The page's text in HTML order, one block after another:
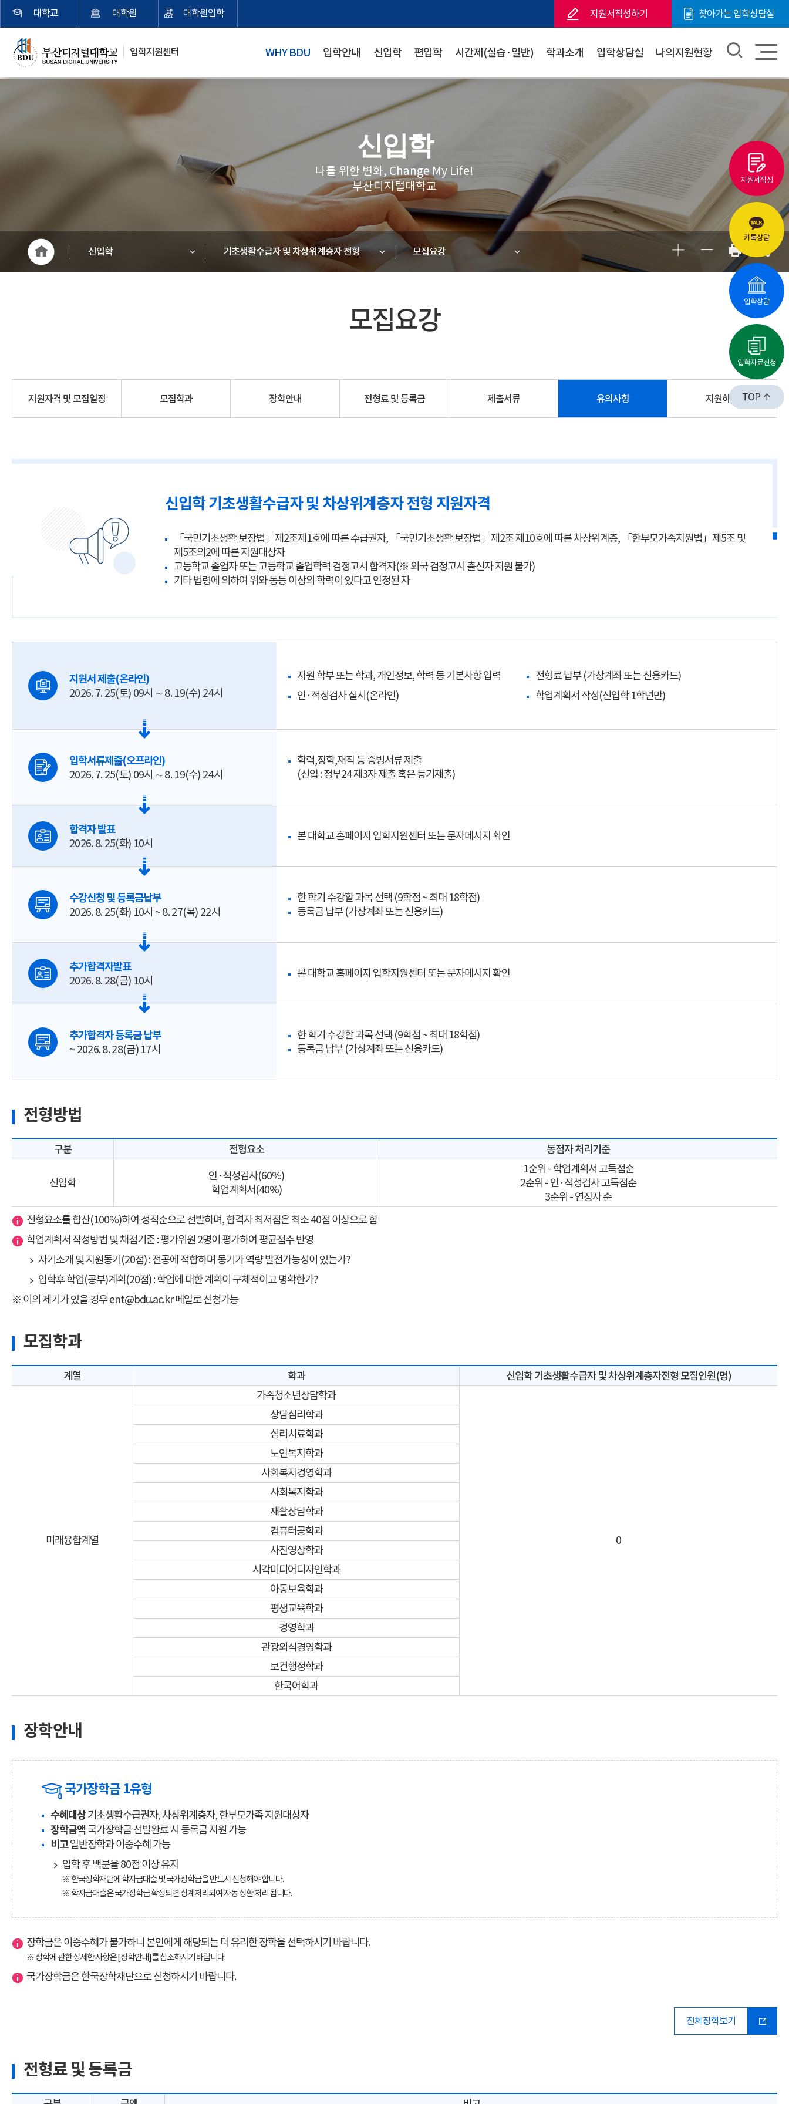
지원서작성하기 찾아가는 입학상담실
입학지원센터
대학교 대학원 대학원입학
WHY BDU 입학안내 신입학 편입학 시간제(실습·일반) 학과소개 입학상담실 나의지원현황
신입학
나를 위한 변화, Change My Life!
부산디지털대학교
신입학 기초생활수급자 및 차상위계층자 전형 모집요강
모집요강
지원자격 및 모집일정 모집학과 장학안내 전형료 및 등록금 제출서류 유의사항 지원하기
신입학 기초생활수급자 및 차상위계층자 전형 지원자격
「국민기초생활 보장법」제2조제1호에 따른 수급권자, 「국민기초생활 보장법」제2조 제10호에 따른 차상위계층, 「한부모가족지원법」제5조 및
제5조의2에 따른 지원대상자
고등학교 졸업자 또는 고등학교 졸업학력 검정고시 합격자(※ 외국 검정고시 출신자 지원 불가)
기타 법령에 의하여 위와 동등 이상의 학력이 있다고 인정된 자
지원서 제출(온라인)
2026. 7. 25(토) 09시 ∼ 8. 19(수) 24시
지원 학부 또는 학과, 개인정보, 학력 등 기본사항 입력
전형료 납부 (가상계좌 또는 신용카드)
인·적성검사 실시(온라인)
학업계획서 작성(신입학 1학년만)
입학서류제출(오프라인)
2026. 7. 25(토) 09시 ∼ 8. 19(수) 24시
학력,장학,재직 등 증빙서류 제출
(신입 : 정부24 제3자 제출 혹은 등기제출)
합격자 발표
2026. 8. 25(화) 10시
본 대학교 홈페이지 입학지원센터 또는 문자메시지 확인
수강신청 및 등록금납부
2026. 8. 25(화) 10시 ~ 8. 27(목) 22시
한 학기 수강할 과목 선택 (9학점 ~ 최대 18학점)
등록금 납부 (가상계좌 또는 신용카드)
추가합격자발표
2026. 8. 28(금) 10시
본 대학교 홈페이지 입학지원센터 또는 문자메시지 확인
추가합격자 등록금 납부
~ 2026. 8. 28(금) 17시
한 학기 수강할 과목 선택 (9학점 ~ 최대 18학점)
등록금 납부 (가상계좌 또는 신용카드)
전형방법
구분 전형요소 동점자 처리기준
신입학
인·적성검사(60%)
학업계획서(40%)
1순위 - 학업계획서 고득점순
2순위 - 인·적성검사 고득점순
3순위 - 연장자 순
전형요소를 합산(100%)하여 성적순으로 선발하며, 합격자 최저점은 최소 40점 이상으로 함
학업계획서 작성방법 및 채점기준 : 평가위원 2명이 평가하여 평균점수 반영
자기소개 및 지원동기(20점) : 전공에 적합하며 동기가 역량 발전가능성이 있는가?
입학후 학업(공부)계획(20점) : 학업에 대한 계획이 구체적이고 명확한가?
※ 이의 제기가 있을 경우 ent@bdu.ac.kr 메일로 신청가능
모집학과
계열 학과 신입학 기초생활수급자 및 차상위계층자전형 모집인원(명)
미래융합계열
가족청소년상담학과
0
상담심리학과
심리치료학과
노인복지학과
사회복지경영학과
사회복지학과
재활상담학과
컴퓨터공학과
사진영상학과
시각미디어디자인학과
아동보육학과
평생교육학과
경영학과
관광외식경영학과
보건행정학과
한국어학과
장학안내
국가장학금 1유형
수혜대상기초생활수급권자, 차상위계층자, 한부모가족 지원대상자
장학금액국가장학금 선발완료 시 등록금 지원 가능
비고일반장학과 이중수혜 가능
입학 후 백분율 80점 이상 유지
※ 한국장학재단에 학자금대출 및 국가장학금을 반드시 신청해야 합니다.
※ 학자금대출은 국가장학금 확정되면 상계처리되여 자동 상환 처리 됩니다.
장학금은 이중수혜가 불가하니 본인에게 해당되는 더 유리한 장학을 선택하시기 바랍니다.
※ 장학에 관한 상세한 사항은 [장학안내]를 참조하시기 바랍니다.
국가장학금은 한국장학재단으로 신청하시기 바랍니다.
전체장학보기
전형료 및 등록금
지원서작성
카톡상담
입학상담
입학자료신청
TOP